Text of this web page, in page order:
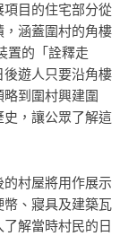
目的住宅部分從
涵蓋圍村的角樓
置的「詮釋走
遊人只要沿角樓
到圍村興建圍
，讓公眾了解這
村屋將用作展示
、寢具及建築瓦
解當時村民的日